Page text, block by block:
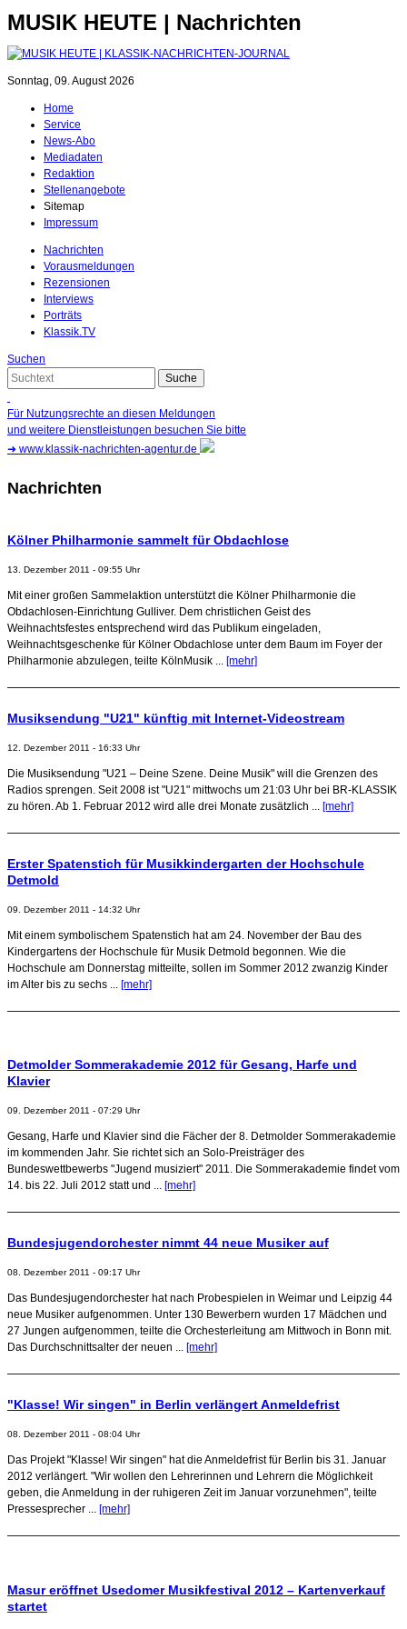
MUSIK HEUTE | Nachrichten
Sonntag, 09. August 2026
Home
Service
News-Abo
Mediadaten
Redaktion
Stellenangebote
Sitemap
Impressum
Nachrichten
Vorausmeldungen
Rezensionen
Interviews
Porträts
Klassik.TV
Suchen
Für Nutzungsrechte an diesen Meldungen
und weitere Dienstleistungen besuchen Sie bitte
➜ www.klassik-nachrichten-agentur.de
Nachrichten
Kölner Philharmonie sammelt für Obdachlose
13. Dezember 2011 - 09:55 Uhr
Mit einer großen Sammelaktion unterstützt die Kölner Philharmonie die
Obdachlosen-Einrichtung Gulliver. Dem christlichen Geist des
Weihnachtsfestes entsprechend wird das Publikum eingeladen,
Weihnachtsgeschenke für Kölner Obdachlose unter dem Baum im Foyer der
Philharmonie abzulegen, teilte KölnMusik ... [mehr]
Musiksendung "U21" künftig mit Internet-Videostream
12. Dezember 2011 - 16:33 Uhr
Die Musiksendung "U21 – Deine Szene. Deine Musik" will die Grenzen des
Radios sprengen. Seit 2008 ist "U21" mittwochs um 21:03 Uhr bei BR-KLASSIK
zu hören. Ab 1. Februar 2012 wird alle drei Monate zusätzlich ... [mehr]
Erster Spatenstich für Musikkindergarten der Hochschule
Detmold
09. Dezember 2011 - 14:32 Uhr
Mit einem symbolischem Spatenstich hat am 24. November der Bau des
Kindergartens der Hochschule für Musik Detmold begonnen. Wie die
Hochschule am Donnerstag mitteilte, sollen im Sommer 2012 zwanzig Kinder
im Alter bis zu sechs ... [mehr]
Detmolder Sommerakademie 2012 für Gesang, Harfe und
Klavier
09. Dezember 2011 - 07:29 Uhr
Gesang, Harfe und Klavier sind die Fächer der 8. Detmolder Sommerakademie
im kommenden Jahr. Sie richtet sich an Solo-Preisträger des
Bundeswettbewerbs "Jugend musiziert" 2011. Die Sommerakademie findet vom
14. bis 22. Juli 2012 statt und ... [mehr]
Bundesjugendorchester nimmt 44 neue Musiker auf
08. Dezember 2011 - 09:17 Uhr
Das Bundesjugendorchester hat nach Probespielen in Weimar und Leipzig 44
neue Musiker aufgenommen. Unter 130 Bewerbern wurden 17 Mädchen und
27 Jungen aufgenommen, teilte die Orchesterleitung am Mittwoch in Bonn mit.
Das Durchschnittsalter der neuen ... [mehr]
"Klasse! Wir singen" in Berlin verlängert Anmeldefrist
08. Dezember 2011 - 08:04 Uhr
Das Projekt "Klasse! Wir singen" hat die Anmeldefrist für Berlin bis 31. Januar
2012 verlängert. "Wir wollen den Lehrerinnen und Lehrern die Möglichkeit
geben, die Anmeldung in der ruhigeren Zeit im Januar vorzunehmen", teilte
Pressesprecher ... [mehr]
Masur eröffnet Usedomer Musikfestival 2012 – Kartenverkauf
startet